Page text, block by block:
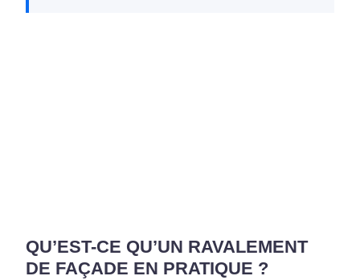
QU’EST-CE QU’UN RAVALEMENT
DE FAÇADE EN PRATIQUE ?